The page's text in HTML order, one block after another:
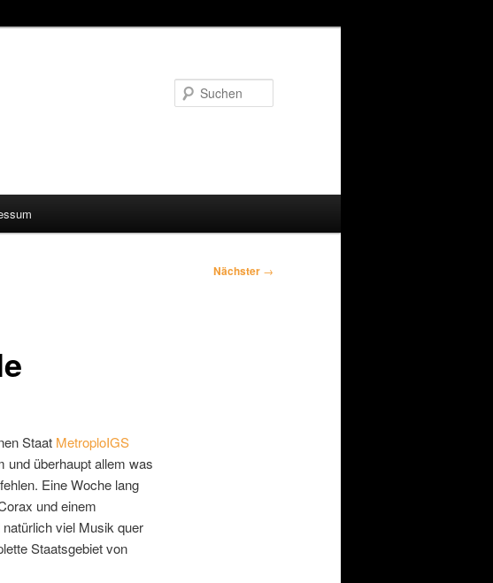
Nächster →
Staat MetroploIGS
und überhaupt allem was
Eine Woche lang
und einem
viel Musik quer
Staatsgebiet von